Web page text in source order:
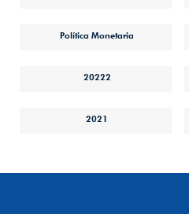
Política Monetaria
20222
2021